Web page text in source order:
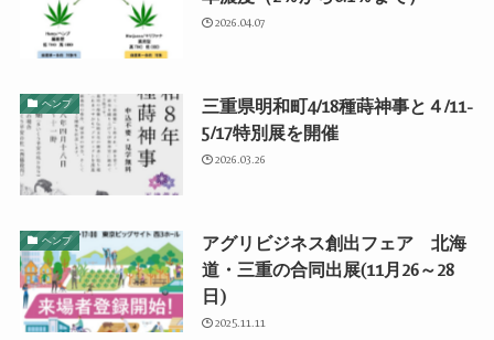
2026.04.07
ヘンプ
三重県明和町4/18種蒔神事と４/11-
5/17特別展を開催
2026.03.26
ヘンプ
アグリビジネス創出フェア 北海
道・三重の合同出展(11月26～28
日)
2025.11.11